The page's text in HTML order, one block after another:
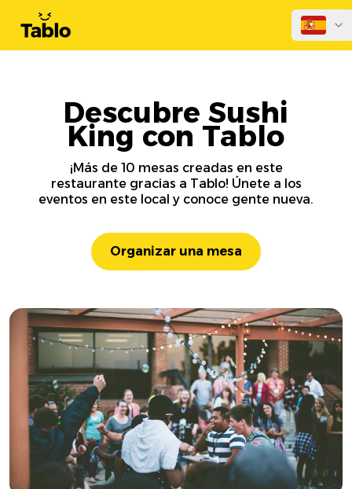
Descubre Sushi
King con Tablo
¡Más de 10 mesas creadas en este
restaurante gracias a Tablo! Únete a los
eventos en este local y conoce gente nueva.
Organizar una mesa